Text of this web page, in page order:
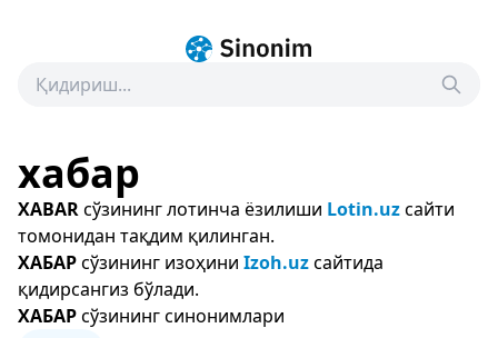
хабар
XABARсўзининг лотинча ёзилиши Lotin.uzсайти
томонидан тақдим қилинган.
ХАБАРсўзининг изоҳини Izoh.uzсайтида
қидирсангиз бўлади.
ХАБАРсўзининг синонимлари